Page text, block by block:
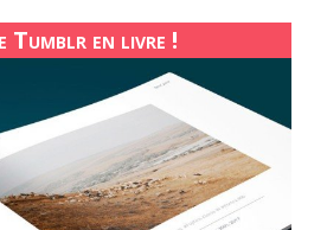
Tumblr en livre !